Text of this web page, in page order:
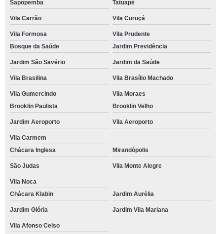
Sapopemba Tatuapé
Vila Carrão Vila Curuçá
Vila Formosa
Vila Prudente
Bosque da Saúde
Jardim Previdência
Jardim São Savério Jardim da Saúde
Vila Brasilina Vila Brasílio Machado
Vila Gumercindo
Vila Moraes
Brooklin Paulista
Brooklin Velho
Jardim Aeroporto Vila Aeroporto
Vila Carmem
Chácara Inglesa
Mirandópolis
São Judas Vila Monte Alegre
Vila Noca
Chácara Klabin
Jardim Aurélia
Jardim Glória Jardim Vila Mariana
Vila Afonso Celso